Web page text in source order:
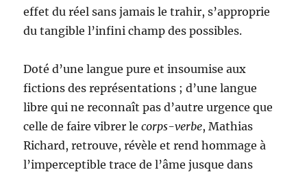
effet du réel sans jamais le trahir, s’approprie
du tangible l’infini champ des possibles.
Doté d’une langue pure et insoumise aux
fictions des représentations ; d’une langue
libre qui ne reconnaît pas d’autre urgence que
celle de faire vibrer lecorps-verbe, Mathias
Richard, retrouve, révèle et rend hommage à
l’imperceptible trace de l’âme jusque dans